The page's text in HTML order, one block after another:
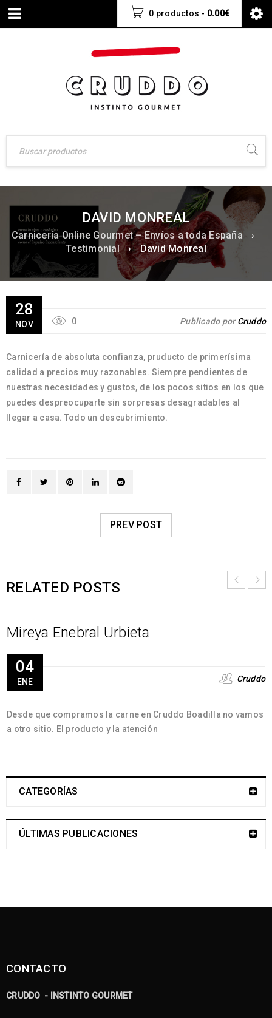
0 productos - 0.00€
DAVID MONREAL
Carnicería Online Gourmet – Envíos a toda España
›
Testimonial
› David Monreal
28
NOV 0 Publicado porCruddo
Carnicería de absoluta confianza, pruducto de primerísima
calidad a precios muy razonables. Siempre pendientes de
nuestras necesidades y gustos, de los pocos sitios en los que
puedes despreocuparte sin sorpresas desagradables al
llegar a casa. Todo un descubrimiento.
PREV POST
RELATED POSTS
Mireya Enebral Urbieta
04
ENE Cruddo
Desde que compramos la carne en Cruddo Boadilla no vamos
a otro sitio. El producto y la atención
CATEGORÍAS
ÚLTIMAS PUBLICACIONES
CONTACTO
CRUDDO - INSTINTO GOURMET